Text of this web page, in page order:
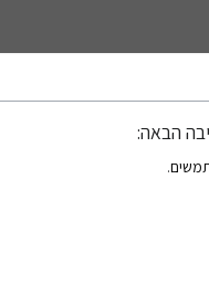
הבאה:
.